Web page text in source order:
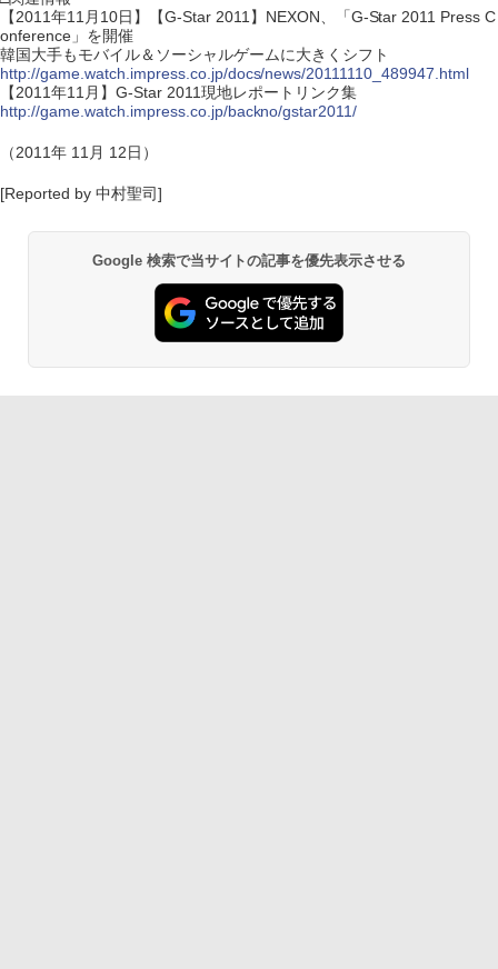
【2011年11月10日】【G-Star 2011】NEXON、「G-Star 2011 Press C
onference」を開催
韓国大手もモバイル＆ソーシャルゲームに大きくシフト
http://game.watch.impress.co.jp/docs/news/20111110_489947.html
【2011年11月】G-Star 2011現地レポートリンク集
http://game.watch.impress.co.jp/backno/gstar2011/
（2011年 11月 12日）
[Reported by 中村聖司]
Google 検索で当サイトの記事を優先表示させる